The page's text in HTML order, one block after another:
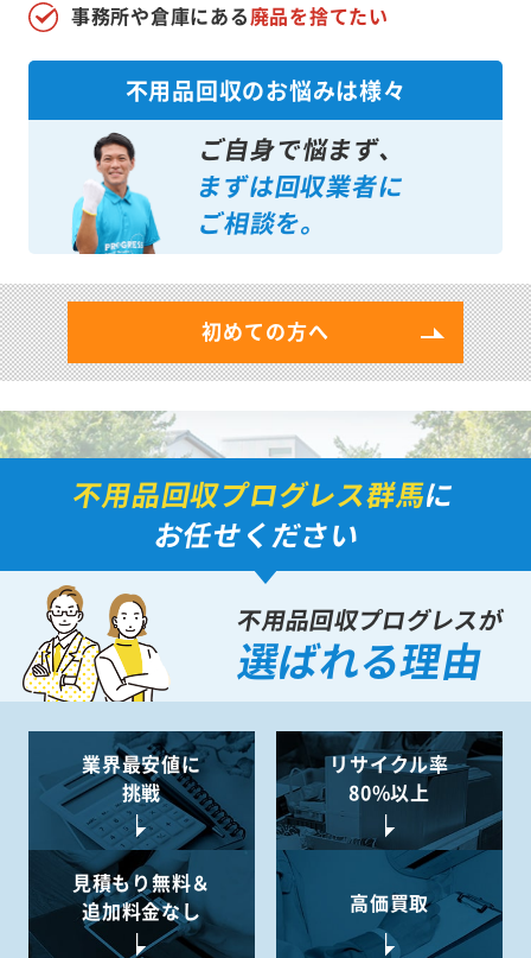
事務所や倉庫にある廃品を捨てたい
不用品回収のお悩みは様々
ご自身で悩まず、
まずは回収業者に
ご相談を。
初めての方へ
不用品回収プログレス群馬に
お任せください
不用品回収プログレスが
選ばれる理由
業界最安値に
挑戦
リサイクル率
80%以上
見積もり無料＆
追加料金なし
高価買取